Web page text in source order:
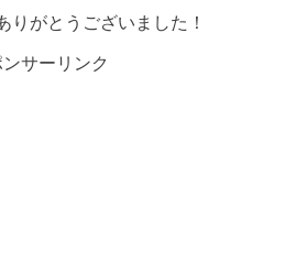
りがとうございました！
サーリンク